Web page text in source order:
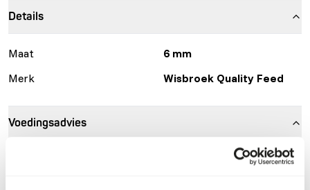
Details
Maat
6 mm
Merk
Wisbroek Quality Feed
Voedingsadvies
Ibises, spoonbills and flamingo’s need, depending on the